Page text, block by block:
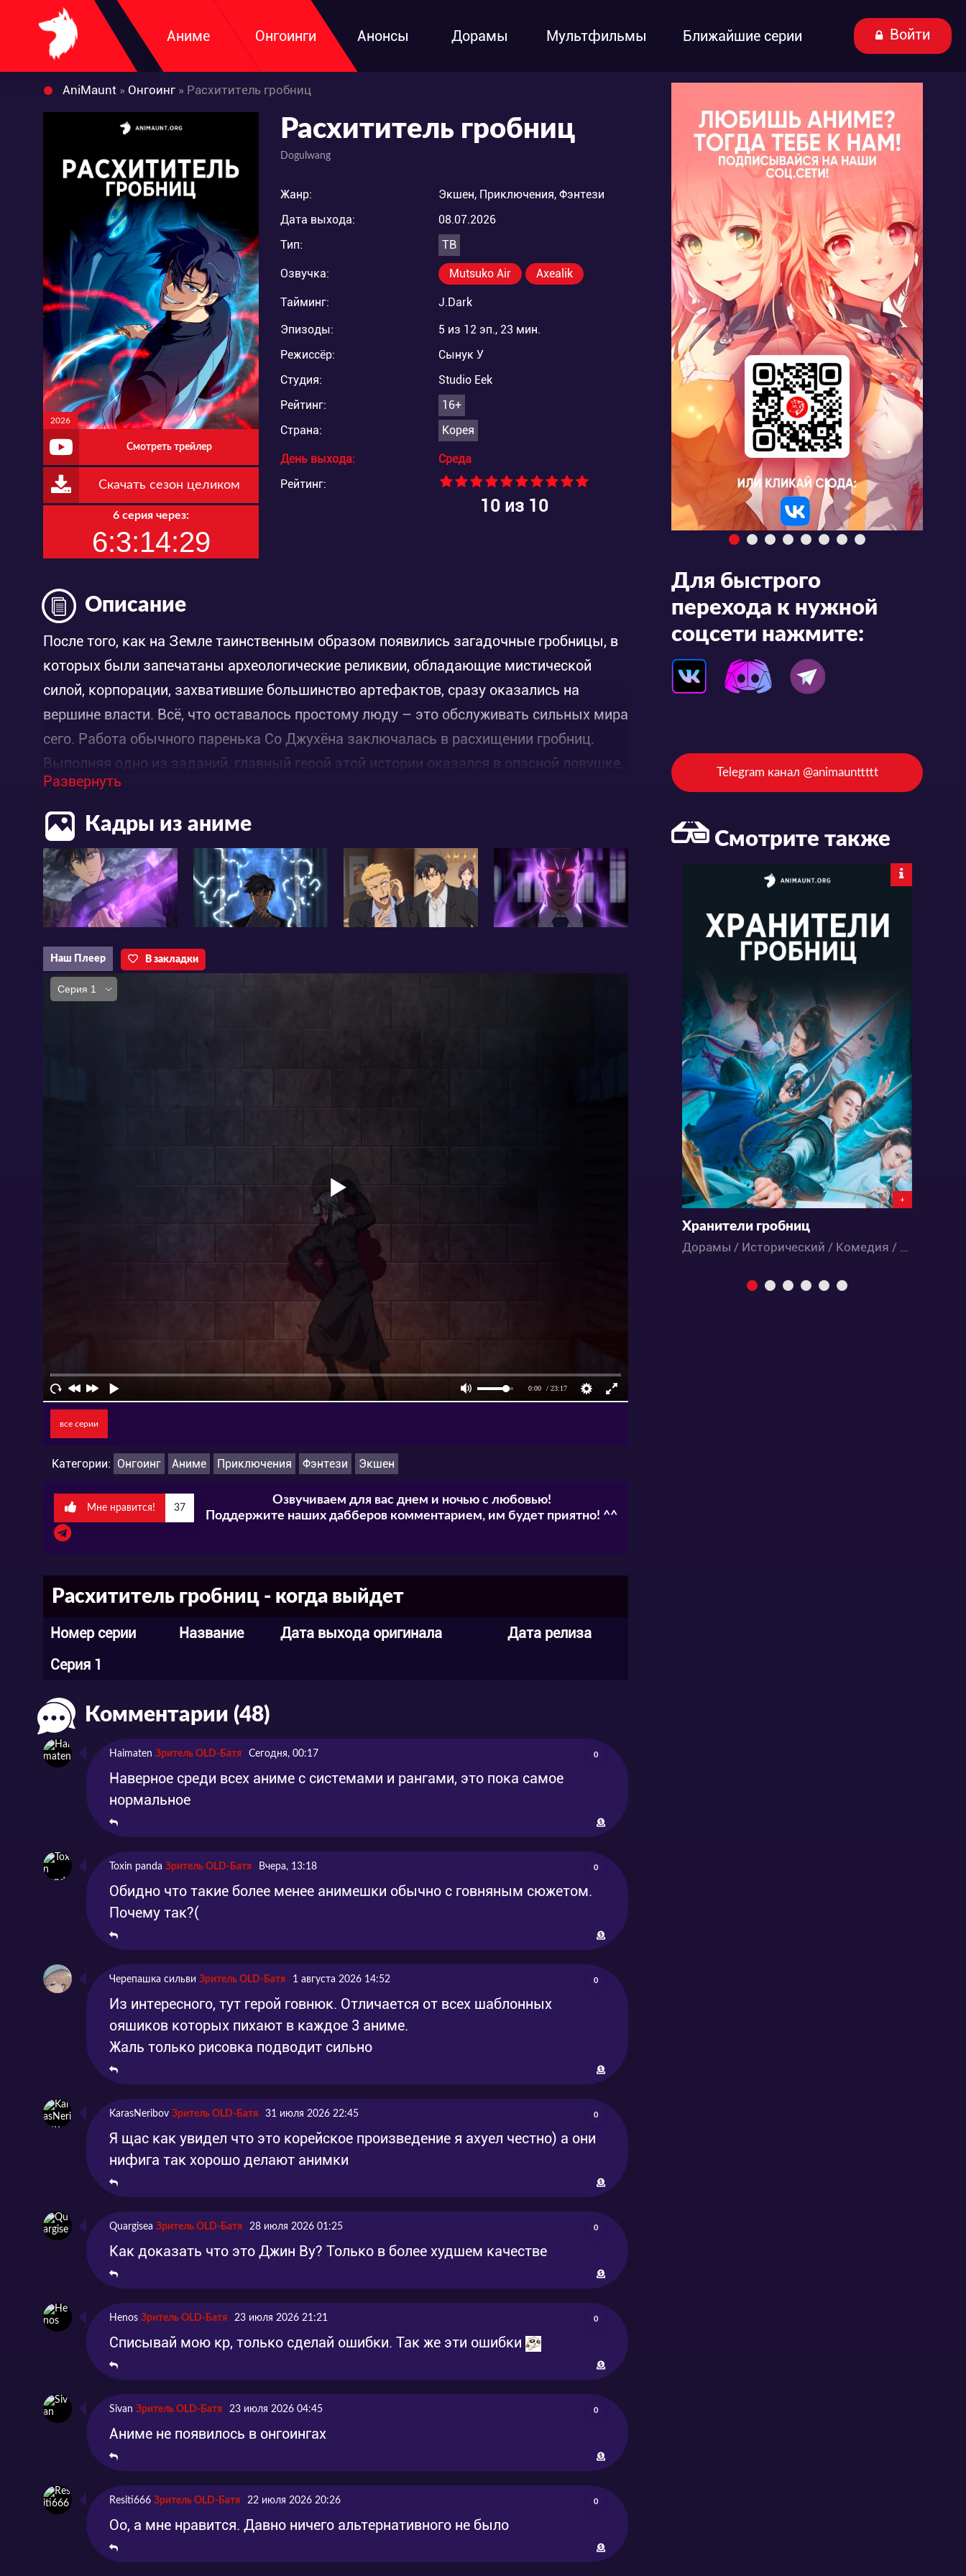
Аниме Онгоинги Анонсы Дорамы Мультфильмы Ближайшие серии Войти
AniMaunt » Онгоинг » Расхититель гробниц
2026
Смотреть трейлер
Скачать сезон целиком
6 серия через:
6:3:14:28
Расхититель гробниц
Dogulwang
Жанр:
Экшен, Приключения, Фэнтези
Дата выхода:
08.07.2026
Тип:
ТВ
Озвучка: Mutsuko Air Axealik
Тайминг:
J.Dark
Эпизоды:
5 из 12 эп., 23 мин.
Режиссёр:
Сынук У
Студия:
Studio Eek
Рейтинг:
16+
Страна:
Корея
День выхода:
Среда
Рейтинг:
10из 10
Описание
После того, как на Земле таинственным образом появились загадочные гробницы, в
которых были запечатаны археологические реликвии, обладающие мистической
силой, корпорации, захватившие большинство артефактов, сразу оказались на
вершине власти. Всё, что оставалось простому люду – это обслуживать сильных мира
сего. Работа обычного паренька Со Джухёна заключалась в расхищении гробниц.
Выполняя одно из заданий, главный герой этой истории оказался в опасной ловушке,
и за секунду смерти одна из реликвий вернула его на полтора десятка лет в прошлое.
Сможет ли парень воспользоваться уникальной возможностью и изменить свою
жизнь?
Развернуть
Кадры из аниме
Наш Плеер В закладки
все серии
Категории: Онгоинг Аниме Приключения Фэнтези Экшен
Мне нравится! 37
Озвучиваем для вас днем и ночью с любовью!
Поддержите наших дабберов комментарием, им будет приятно! ^^
Расхититель гробниц - когда выйдет
Номер серии Название Дата выхода оригинала
Дата релиза
Серия 1
Комментарии (48)
Haimaten Зритель OLD-Батя Сегодня, 00:17 0
Наверное среди всех аниме с системами и рангами, это пока самое
нормальное
Toxin panda Зритель OLD-Батя Вчера, 13:18 0
Обидно что такие более менее анимешки обычно с говняным сюжетом.
Почему так?(
Черепашка сильви Зритель OLD-Батя 1 августа 2026 14:52 0
Из интересного, тут герой говнюк. Отличается от всех шаблонных
ояшиков которых пихают в каждое 3 аниме.
Жаль только рисовка подводит сильно
KarasNeribov Зритель OLD-Батя 31 июля 2026 22:45 0
Я щас как увидел что это корейское произведение я ахуел честно) а они
нифига так хорошо делают анимки
Quargisea Зритель OLD-Батя 28 июля 2026 01:25 0
Как доказать что это Джин Ву? Только в более худшем качестве
Henos Зритель OLD-Батя 23 июля 2026 21:21 0
Списывай мою кр, только сделай ошибки. Так же эти ошибки
Sivan Зритель OLD-Батя 23 июля 2026 04:45 0
Аниме не появилось в онгоингах
Resiti666 Зритель OLD-Батя 22 июля 2026 20:26 0
Оо, а мне нравится. Давно ничего альтернативного не было
Для быстрого
перехода к нужной
соцсети нажмите:
Telegram канал @animaunttttt
Смотрите также
+
Хранители гробниц
Дорамы / Исторический / Комедия / Приключения / Фэнтези